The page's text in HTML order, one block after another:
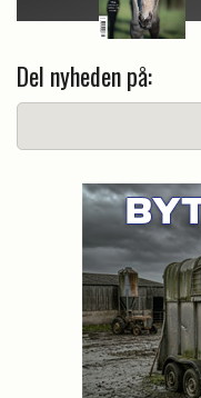
Del nyheden på: